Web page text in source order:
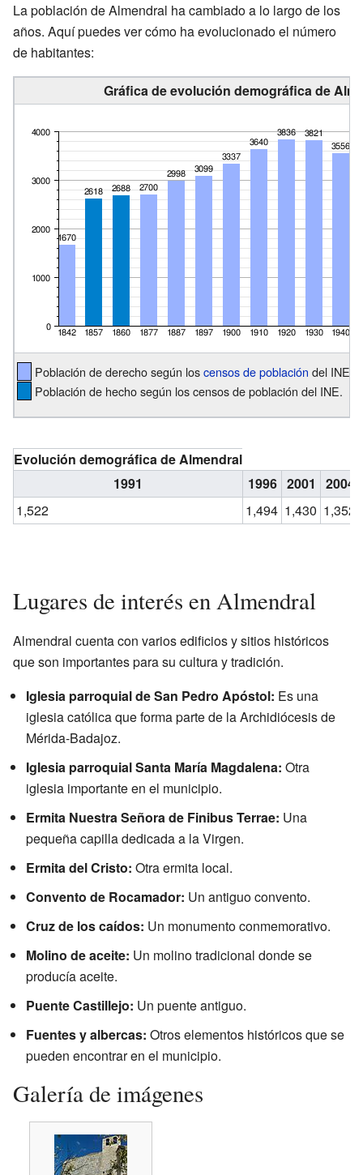
La población de Almendral ha cambiado a lo largo de los
años. Aquí puedes ver cómo ha evolucionado el número
de habitantes:
Gráfica de evolución demográfica de
Población de derecho según loscensos de población del INE.
Población de hecho según los censos de población del INE.
Evolución demográfica de Almendral
1991
1996 2001
2004
1,522
1,494 1,430 1,352
Lugares de interés en Almendral
Almendral cuenta con varios edificios y sitios históricos
que son importantes para su cultura y tradición.
Iglesia parroquial de San Pedro Apóstol: Es una
iglesia católica que forma parte de la Archidiócesis de
Mérida-Badajoz.
Iglesia parroquial Santa María Magdalena: Otra
iglesia importante en el municipio.
Ermita Nuestra Señora de Finibus Terrae: Una
pequeña capilla dedicada a la Virgen.
Ermita del Cristo: Otra ermita local.
Convento de Rocamador: Un antiguo convento.
Cruz de los caídos: Un monumento conmemorativo.
Molino de aceite: Un molino tradicional donde se
producía aceite.
Puente Castillejo: Un puente antiguo.
Fuentes y albercas: Otros elementos históricos que se
pueden encontrar en el municipio.
Galería de imágenes